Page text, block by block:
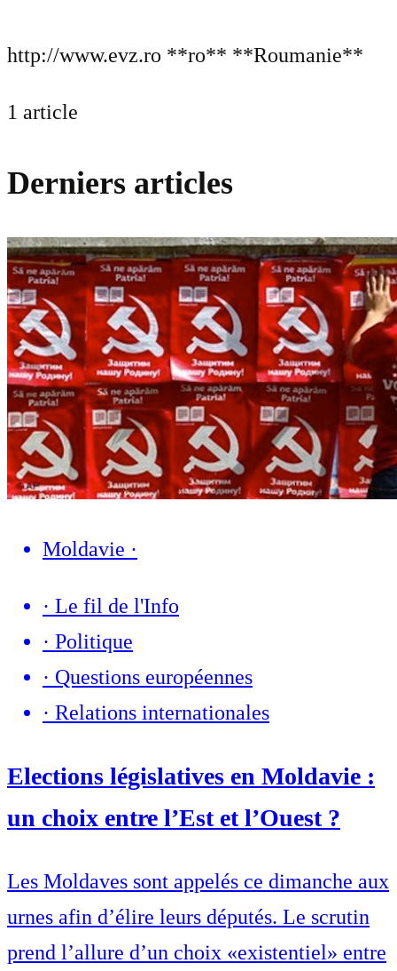
http://www.evz.ro **ro** **Roumanie**
1 article
Derniers articles
Moldavie ·
· Le fil de l'Info
· Politique
· Questions européennes
· Relations internationales
Elections législatives en Moldavie :
un choix entre l’Est et l’Ouest ?
Les Moldaves sont appelés ce dimanche aux
urnes afin d’élire leurs députés. Le scrutin
prend l’allure d’un choix «existentiel» entre